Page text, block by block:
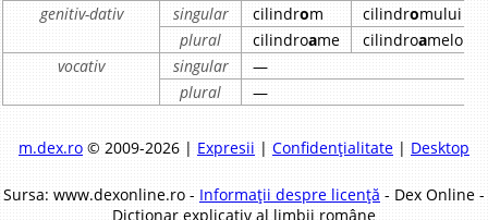
genitiv-dativ
singular cilindrom cilindromului
plural
cilindroame cilindroamelor
vocativ
singular
—
plural
—
m.dex.ro© 2009-2026 | Expresii | Confidențialitate| Desktop
Sursa: www.dexonline.ro - Informații despre licență - Dex Online -
Dicționar explicativ al limbii române